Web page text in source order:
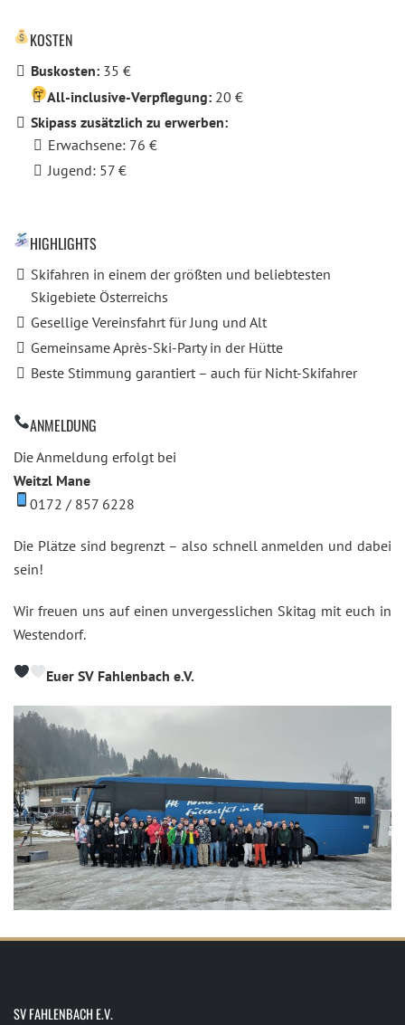
KOSTEN
Buskosten: 35 €
All-inclusive-Verpflegung: 20 €
Skipass zusätzlich zu erwerben:
Erwachsene: 76 €
Jugend: 57 €
HIGHLIGHTS
Skifahren in einem der größten und beliebtesten
Skigebiete Österreichs
Gesellige Vereinsfahrt für Jung und Alt
Gemeinsame Après-Ski-Party in der Hütte
Beste Stimmung garantiert – auch für Nicht-Skifahrer
ANMELDUNG
Die Anmeldung erfolgt bei
Weitzl Mane
0172 / 857 6228
Die Plätze sind begrenzt – also schnell anmelden und dabei
sein!
Wir freuen uns auf einen unvergesslichen Skitag mit euch in
Westendorf.
Euer SV Fahlenbach e.V.
SV FAHLENBACH E.V.